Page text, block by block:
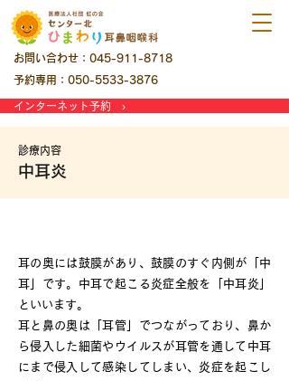
お問い合わせ：045-911-8718
予約専用：050-5533-3876
インターネット予約 ›
診療内容
中耳炎
耳の奥には鼓膜があり、鼓膜のすぐ内側が「中
耳」です。中耳で起こる炎症全般を「中耳炎」
といいます。
耳と鼻の奥は「耳管」でつながっており、鼻か
ら侵入した細菌やウイルスが耳管を通して中耳
にまで侵入して感染してしまい、炎症を起こし